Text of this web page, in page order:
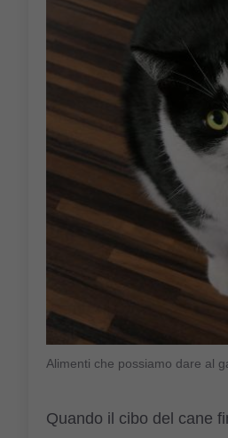
Alimenti che possiamo dare al
Quando il cibo del cane